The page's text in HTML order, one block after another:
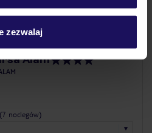
zezwalaj
Alam
(7 noclegów)